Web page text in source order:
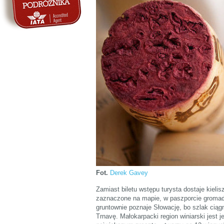
Fot. Derek Gavey
Zamiast biletu wstępu turysta dostaje
zaznaczone na mapie, w paszporcie
gruntownie poznaje Słowację, bo szlak
Trnavę. Małokarpacki region winiarski jest